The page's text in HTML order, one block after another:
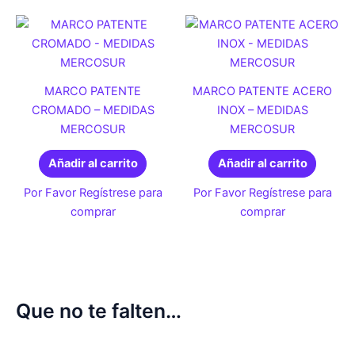
MARCO PATENTE
CROMADO – MEDIDAS
MERCOSUR
Añadir al carrito
Por Favor Regístrese para
comprar
MARCO PATENTE ACERO
INOX – MEDIDAS
MERCOSUR
Añadir al carrito
Por Favor Regístrese para
comprar
Que no te falten…